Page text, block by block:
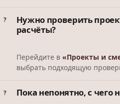
Нужно проверить
расчёты?
Перейдите в «Проекты и
выбрать подходящую
Пока непонятно, с чего